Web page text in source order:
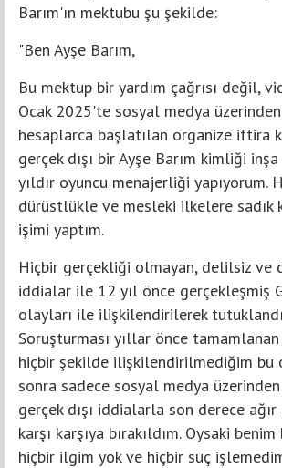
Barım'ın mektubu şu şekilde:
"Ben Ayşe Barım,
Bu mektup bir yardım çağrısı değil,
Ocak 2025'te sosyal medya
hesaplarca başlatılan organize iftira
gerçek dışı bir Ayşe Barım kimliği
yıldır oyuncu menajerliği yapıyorum.
dürüstlükle ve mesleki ilkelere sadık
işimi yaptım.
Hiçbir gerçekliği olmayan, delilsiz ve
iddialar ile 12 yıl önce gerçekleşmiş
olayları ile ilişkilendirilerek
Soruşturması yıllar önce
hiçbir şekilde ilişkilendirilmediğim bu
sonra sadece sosyal medya
gerçek dışı iddialarla son derece
karşı karşıya bırakıldım. Oysaki
hiçbir ilgim yok ve hiçbir suç